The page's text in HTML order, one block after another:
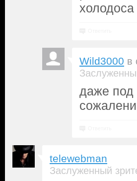
холодоса
Wild3000 в
даже под
telewebman
Заслуженный